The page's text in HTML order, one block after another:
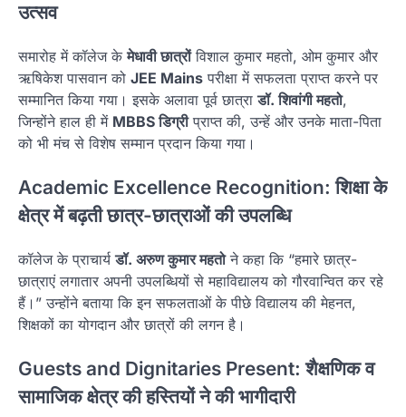
उत्सव
समारोह में कॉलेज केमेधावी छात्रोंविशाल कुमार महतो, ओम कुमार और
ऋषिकेश पासवान को JEE Mains परीक्षा में सफलता प्राप्त करने पर
सम्मानित किया गया। इसके अलावा पूर्व छात्राडॉ. शिवांगी महतो,
जिन्होंने हाल ही में MBBS डिग्रीप्राप्त की, उन्हें और उनके माता-पिता
को भी मंच से विशेष सम्मान प्रदान किया गया।
Academic Excellence Recognition: शिक्षा के
क्षेत्र में बढ़ती छात्र-छात्राओं की उपलब्धि
कॉलेज के प्राचार्यडॉ. अरुण कुमार महतोने कहा कि “हमारे छात्र-
छात्राएं लगातार अपनी उपलब्धियों से महाविद्यालय को गौरवान्वित कर रहे
हैं।” उन्होंने बताया कि इन सफलताओं के पीछे विद्यालय की मेहनत,
शिक्षकों का योगदान और छात्रों की लगन है।
Guests and Dignitaries Present: शैक्षणिक व
सामाजिक क्षेत्र की हस्तियों ने की भागीदारी